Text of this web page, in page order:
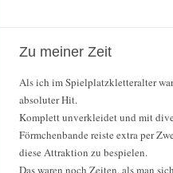
Zu meiner Zeit
Als ich im Spielplatzkletteralter
absoluter Hit.
Komplett unverkleidet und mit
Förmchenbande reiste extra per
diese Attraktion zu bespielen.
Das waren noch Zeiten, als man